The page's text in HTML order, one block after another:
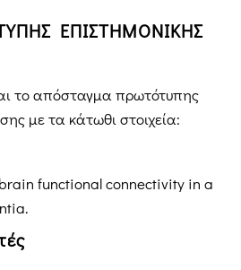
ΕΠΙΣΤΗΜΟΝΙΚΗΣ
το απόσταγμα πρωτότυπης
με τα κάτωθι στοιχεία:
functional connectivity in a